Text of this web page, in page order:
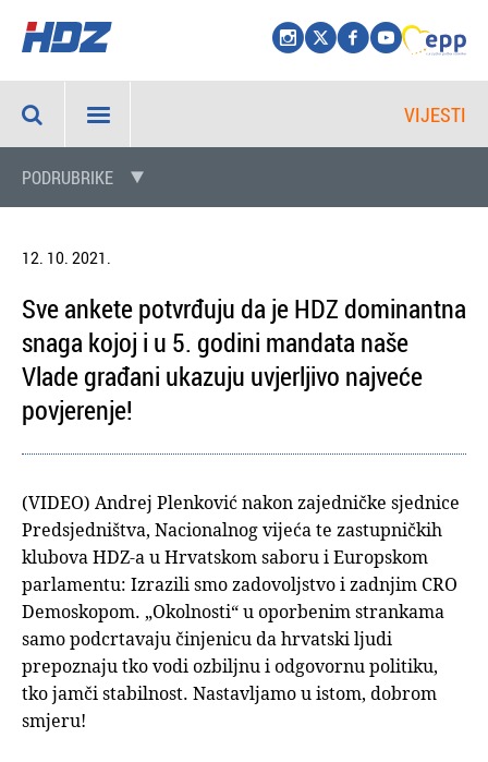
VIJESTI
PODRUBRIKE
12. 10. 2021.
Sve ankete potvrđuju da je HDZ dominantna
snaga kojoj i u 5. godini mandata naše
Vlade građani ukazuju uvjerljivo najveće
povjerenje!
(VIDEO) Andrej Plenković nakon zajedničke sjednice
Predsjedništva, Nacionalnog vijeća te zastupničkih
klubova HDZ-a u Hrvatskom saboru i Europskom
parlamentu: Izrazili smo zadovoljstvo i zadnjim CRO
Demoskopom. „Okolnosti“ u oporbenim strankama
samo podcrtavaju činjenicu da hrvatski ljudi
prepoznaju tko vodi ozbiljnu i odgovornu politiku,
tko jamči stabilnost. Nastavljamo u istom, dobrom
smjeru!